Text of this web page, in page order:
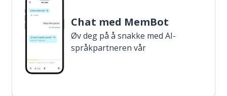
Chat med MemBot
Øv deg på å snakke med AI-
språkpartneren vår